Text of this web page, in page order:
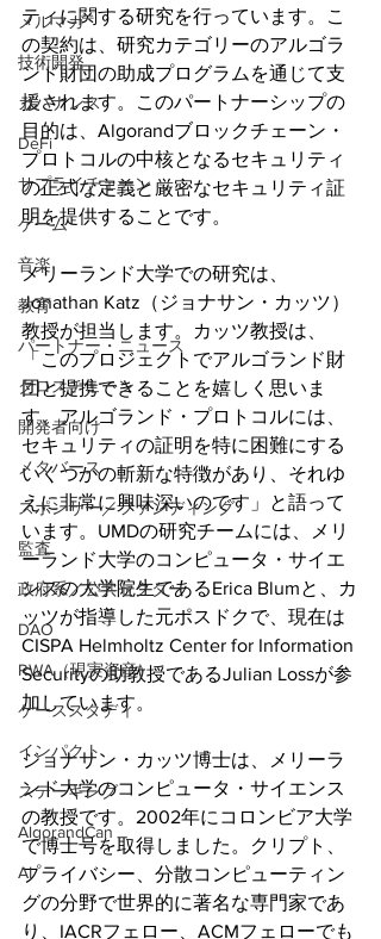
メルマガ
技術開発
ガバナンス
DeFi
サプライチェーン
ゲーム
音楽
教育
パートナー・ニュース
クロスチェーン
開発者向け
メタバース
スポンサー／ファンディング
監査
政府系／公共セクター
DAO
RWA（現実資産）
ケーススタディ
インパクト
ステーキング
AlgorandCan
AI
ティに関する研究を行っています。こ
の契約は、研究カテゴリーのアルゴラ
ンド財団の助成プログラムを通じて支
援されます。このパートナーシップの
目的は、Algorandブロックチェーン・
プロトコルの中核となるセキュリティ
の正式な定義と厳密なセキュリティ証
明を提供することです。
メリーランド大学での研究は、
Jonathan Katz（ジョナサン・カッツ）
教授が担当します。カッツ教授は、
「このプロジェクトでアルゴランド財
団と提携できることを嬉しく思いま
す。アルゴランド・プロトコルには、
セキュリティの証明を特に困難にする
いくつかの斬新な特徴があり、それゆ
えに非常に興味深いのです」と語って
います。UMDの研究チームには、メリ
ーランド大学のコンピュータ・サイエ
ンスの大学院生であるErica Blumと、カ
ッツが指導した元ポスドクで、現在は
CISPA Helmholtz Center for Information
Securityの助教授であるJulian Lossが参
加しています。
ジョナサン・カッツ博士は、メリーラ
ンド大学のコンピュータ・サイエンス
の教授です。2002年にコロンビア大学
で博士号を取得しました。クリプト、
プライバシー、分散コンピューティン
グの分野で世界的に著名な専門家であ
り、IACRフェロー、ACMフェローでも